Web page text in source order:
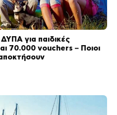
για παιδικές
70.000 vouchers – Ποιοι